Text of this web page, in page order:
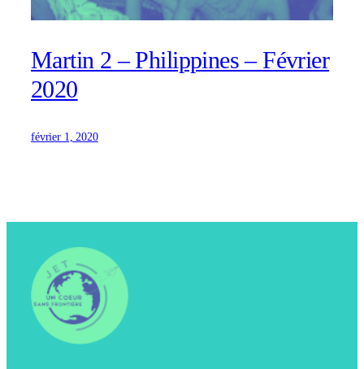
Martin 2 – Philippines – Février
2020
février 1, 2020